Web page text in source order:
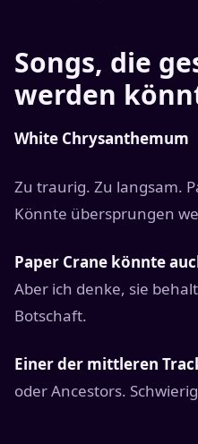
Songs, die
werden
White Chrysanthemum
Zu traurig. Zu langsam.
Könnte übersprungen
Paper Crane könnte
Aber ich denke, sie
Botschaft.
Einer der mittleren
oder Ancestors.